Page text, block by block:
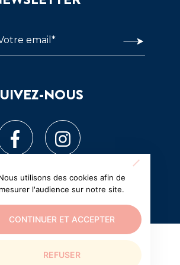
NOUS
DE
utilisons des cookies afin de
mesurer l'audience sur notre site.
CONTINUER ET ACCEPTER
REFUSER